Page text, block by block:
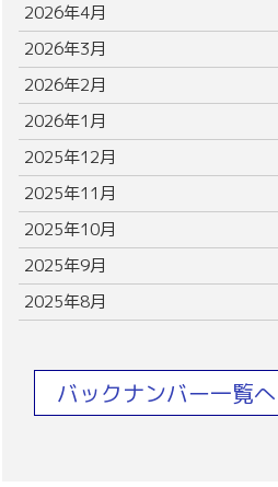
2026年4月
2026年3月
2026年2月
2026年1月
2025年12月
2025年11月
2025年10月
2025年9月
2025年8月
バックナンバー一覧へ